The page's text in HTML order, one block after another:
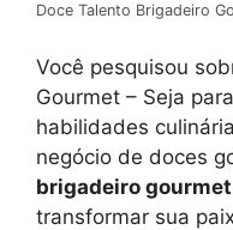
Doce Talento Brigadeiro
Você pesquisou
Gourmet – Seja
habilidades
negócio de doces
brigadeiro gourmet
transformar sua